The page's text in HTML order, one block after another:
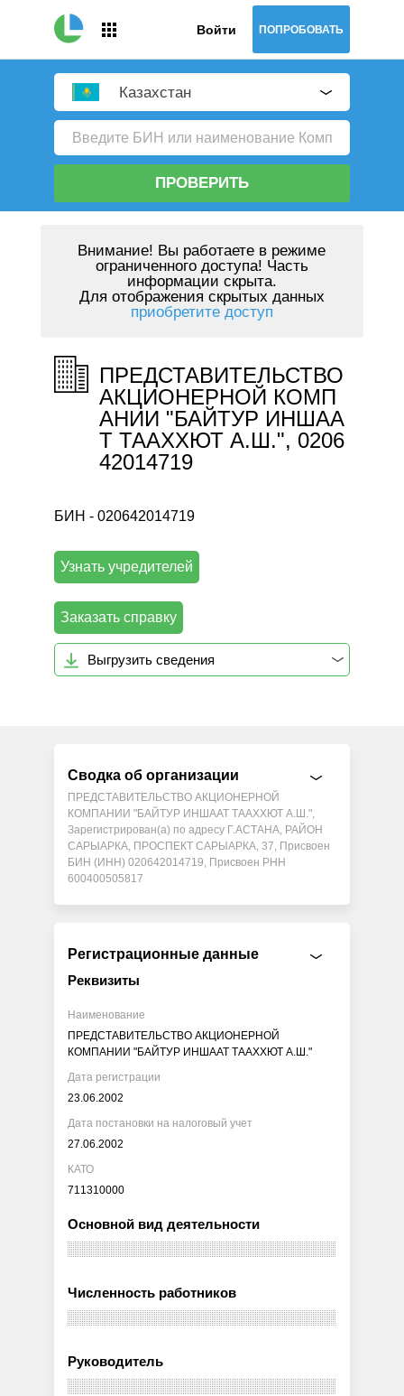
Войти ПОПРОБОВАТЬ
Казахстан
ПРОВЕРИТЬ
Внимание! Вы работаете в режиме
ограниченного доступа! Часть
информации скрыта.
Для отображения скрытых данных
приобретите доступ
ПРЕДСТАВИТЕЛЬСТВО
АКЦИОНЕРНОЙ КОМП
АНИИ "БАЙТУР ИНШАА
Т ТААХХЮТ А.Ш.", 0206
42014719
БИН - 020642014719
Узнать учредителей
Заказать справку
Выгрузить сведения
Сводка об организации
ПРЕДСТАВИТЕЛЬСТВО АКЦИОНЕРНОЙ
КОМПАНИИ "БАЙТУР ИНШААТ ТААХХЮТ А.Ш.",
Зарегистрирован(а) по адресу Г.АСТАНА, РАЙОН
САРЫАРКА, ПРОСПЕКТ САРЫАРКА, 37, Присвоен
БИН (ИНН) 020642014719, Присвоен РНН
600400505817
Регистрационные данные
Реквизиты
Наименование
ПРЕДСТАВИТЕЛЬСТВО АКЦИОНЕРНОЙ
КОМПАНИИ "БАЙТУР ИНШААТ ТААХХЮТ А.Ш."
Дата регистрации
23.06.2002
Дата постановки на налоговый учет
27.06.2002
КАТО
711310000
Основной вид деятельности
Численность работников
Руководитель